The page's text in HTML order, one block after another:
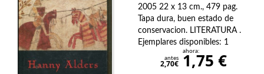
Religión
Revistas
Segunda Guerra Mundial
2005 22 x 13 cm., 479 pag.
Tapa dura, buen estado de
conservacion. LITERATURA .
Ejemplares disponibles: 1
antes
2,70€
ahora:
1,75 €